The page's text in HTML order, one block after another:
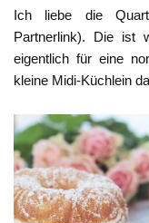
Ich liebe die
Partnerlink). Die ist
eigentlich für eine
kleine Midi-Küchlein